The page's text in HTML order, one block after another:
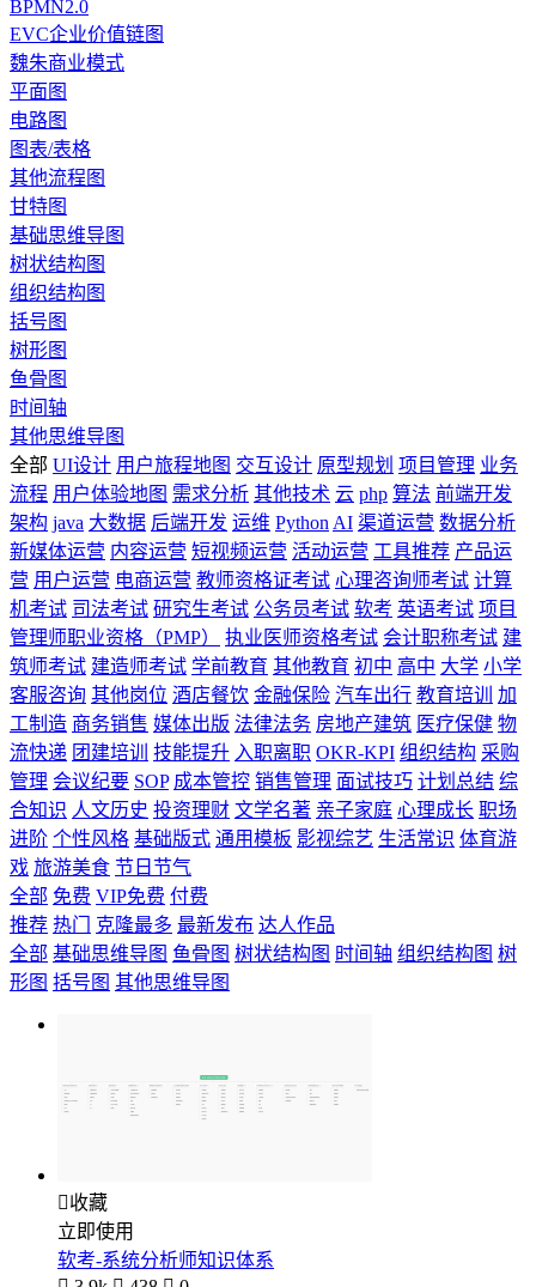
BPMN2.0
EVC企业价值链图
魏朱商业模式
平面图
电路图
图表/表格
其他流程图
甘特图
基础思维导图
树状结构图
组织结构图
括号图
树形图
鱼骨图
时间轴
其他思维导图
全部 UI设计 用户旅程地图 交互设计 原型规划 项目管理 业务
流程 用户体验地图 需求分析 其他技术 云 php 算法 前端开发
架构 java 大数据 后端开发 运维 Python AI 渠道运营 数据分析
新媒体运营 内容运营 短视频运营 活动运营 工具推荐 产品运
营 用户运营 电商运营 教师资格证考试 心理咨询师考试 计算
机考试 司法考试 研究生考试 公务员考试 软考 英语考试 项目
管理师职业资格（PMP）
执业医师资格考试 会计职称考试 建
筑师考试 建造师考试 学前教育 其他教育 初中 高中 大学 小学
客服咨询 其他岗位 酒店餐饮 金融保险 汽车出行 教育培训
加
工制造 商务销售 媒体出版 法律法务 房地产建筑 医疗保健 物
流快递 团建培训 技能提升 入职离职 OKR-KPI 组织结构 采购
管理 会议纪要 SOP 成本管控 销售管理 面试技巧 计划总结 综
合知识 人文历史 投资理财 文学名著 亲子家庭 心理成长 职场
进阶 个性风格 基础版式 通用模板 影视综艺 生活常识 体育游
戏 旅游美食 节日节气
全部 免费 VIP免费 付费
推荐 热门 克隆最多 最新发布 达人作品
全部 基础思维导图 鱼骨图 树状结构图 时间轴 组织结构图 树
形图 括号图 其他思维导图
收藏
立即使用
软考-系统分析师知识体系